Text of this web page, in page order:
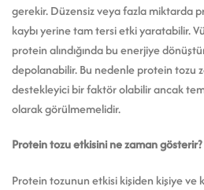
gerekir. Düzensiz veya fazla miktarda
kaybı yerine tam tersi etki yaratabilir.
protein alındığında bu enerjiye
depolanabilir. Bu nedenle protein tozu
destekleyici bir faktör olabilir ancak
olarak görülmemelidir.
Protein tozu etkisini ne zaman gösterir?
Protein tozunun etkisi kişiden kişiye ve